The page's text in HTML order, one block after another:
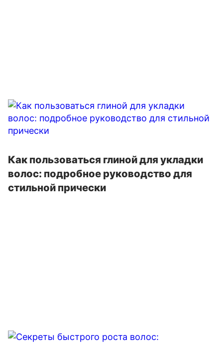
Как пользоваться глиной для укладки
волос: подробное руководство для
стильной прически